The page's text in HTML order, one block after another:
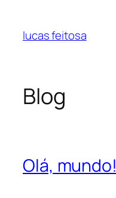
lucas feitosa
Blog
Olá, mundo!